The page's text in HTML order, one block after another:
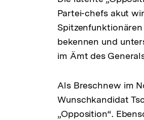
Partei-chefs akut
bekennen und
im Ämt des
Als Breschnew im
Wunschkandidat
„Opposition“.